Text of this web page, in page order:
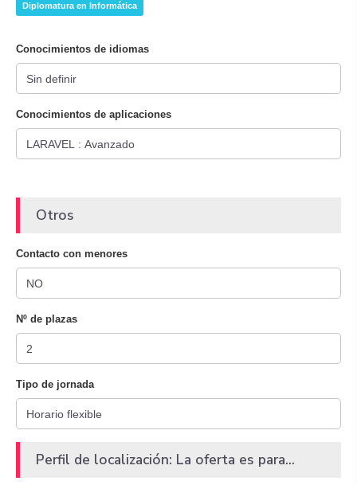
Diplomatura en Informática
Conocimientos de idiomas
Conocimientos de aplicaciones
Otros
Contacto con menores
Nº de plazas
Tipo de jornada
Perfil de localización: La oferta es para...